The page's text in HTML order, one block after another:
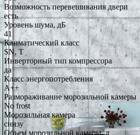
Возможность перевешивания двери
есть
Уровень шума, дБ
41
Климатический класс
SN, T
Инверторный тип компрессора
да
Класс энергопотребления
A++
Размораживание морозильной камеры
No frost
Морозильная камера
снизу
Объем морозильной камеры, л